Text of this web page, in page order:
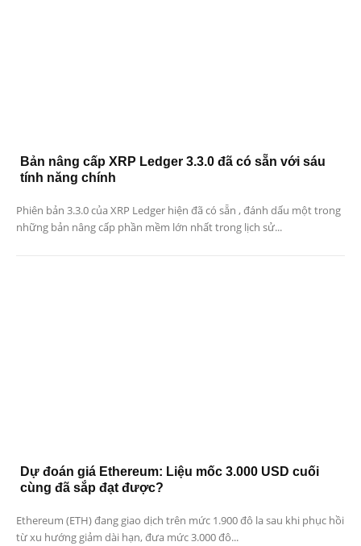
Bản nâng cấp XRP Ledger 3.3.0 đã có sẵn với sáu
tính năng chính
Phiên bản 3.3.0 của XRP Ledger hiện đã có sẵn , đánh dấu một trong
những bản nâng cấp phần mềm lớn nhất trong lịch sử...
Dự đoán giá Ethereum: Liệu mốc 3.000 USD cuối
cùng đã sắp đạt được?
Ethereum (ETH) đang giao dịch trên mức 1.900 đô la sau khi phục hồi
từ xu hướng giảm dài hạn, đưa mức 3.000 đô...